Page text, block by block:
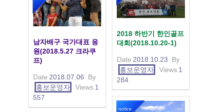
2018 하반기 한인골프
대회(2018.10.20-1)
Date 2018.10.23
By
홍보운영자
Views 1
284
남자배구 국가대표 응
원(2018.5.27 크라쿠
프)
Date 2018.07.06
By
홍보운영자
Views 1
557
notice